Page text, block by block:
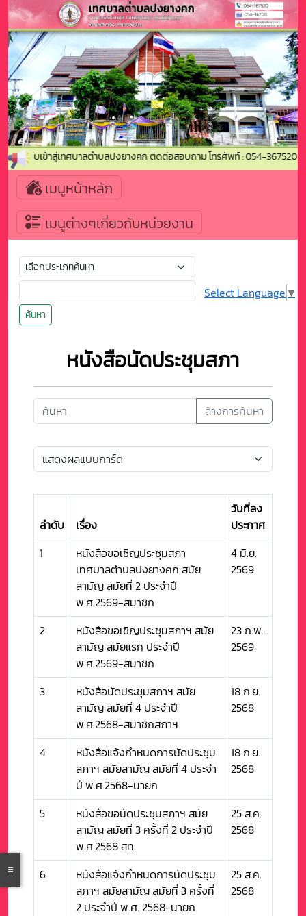
อนรับเข้าสู่เทศบาลตำบลปงยางคก ติดต่อสอบถาม โทรศัพท์ : 054-367520 โทร
เมนูหน้าหลัก
เมนูต่างๆเกี่ยวกับหน่วยงาน
ค้นหา
Select Language ▼
หนังสือนัดประชุมสภา
ล้างการค้นหา
ลำดับ เรื่อง
วันที่ลง
ประกาศ
1
หนังสือขอเชิญประชุมสภา
เทศบาลตำบลปงยางคก สมัย
สามัญ สมัยที่ 2 ประจำปี
พ.ศ.2569-สมาชิก
4 มิ.ย.
2569
2
หนังสือขอเชิญประชุมสภาฯ สมัย
สามัญ สมัยแรก ประจำปี
พ.ศ.2569-สมาชิก
23 ก.พ.
2569
3
หนังสือนัดประชุมสภาฯ สมัย
สามัญ สมัยที่ 4 ประจำปี
พ.ศ.2568-สมาชิกสภาฯ
18 ก.ย.
2568
4
หนังสือแจ้งกำหนดการนัดประชุม
สภาฯ สมัยสามัญ สมัยที่ 4 ประจำ
ปี พ.ศ.2568-นายก
18 ก.ย.
2568
5
หนังสือขอนัดประชุมสภาฯ สมัย
สามัญ สมัยที่ 3 ครั้งที่ 2 ประจำปี
พ.ศ.2568 สท.
25 ส.ค.
2568
6
หนังสือแจ้งกำหนดการนัดประชุม
สภาฯ สมัยสามัญ สมัยที่ 3 ครั้งที่
2 ประจำปี พ.ศ. 2568-นายก
25 ส.ค.
2568